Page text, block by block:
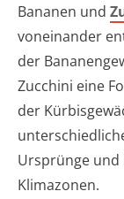
Bananen und
voneinander
der
Zucchini eine
der
Ursprünge
Klimazonen.